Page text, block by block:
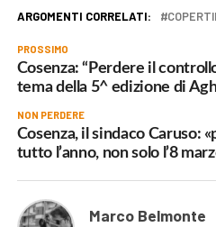
ARGOMENTI CORRELATI:
PROSSIMO
Cosenza: “Perdere il
tema della 5^ edizione di
NON PERDERE
Cosenza, il sindaco Caruso:
tutto l’anno, non solo l’8
Marco Belmonte